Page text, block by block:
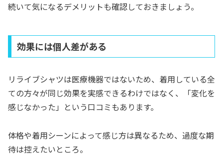
続いて気になるデメリットも確認しておきましょう。
効果には個人差がある
リライブシャツは医療機器ではないため、着用している全
ての方々が同じ効果を実感できるわけではなく、「変化を
感じなかった」という口コミもあります。
体格や着用シーンによって感じ方は異なるため、過度な期
待は控えたいところ。